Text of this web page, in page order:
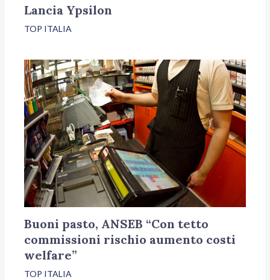
Lancia Ypsilon
TOP ITALIA
Buoni pasto, ANSEB “Con tetto
commissioni rischio aumento costi
welfare”
TOP ITALIA